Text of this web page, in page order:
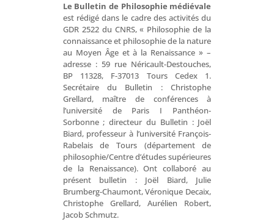
Le Bulletin de Philosophie médiévale
est rédigé dans le cadre des activités du
GDR 2522 du CNRS, « Philosophie de la
connaissance et philosophie de la nature
au Moyen Âge et à la Renaissance » –
adresse : 59 rue Néricault-Destouches,
BP 11328, F-37013 Tours Cedex 1.
Secrétaire du Bulletin : Christophe
Grellard, maître de conférences à
l’université de Paris I Panthéon-
Sorbonne ; directeur du Bulletin : Joël
Biard, professeur à l’université François-
Rabelais de Tours (département de
philosophie/Centre d’études supérieures
de la Renaissance). Ont collaboré au
présent bulletin : Joël Biard, Julie
Brumberg-Chaumont, Véronique Decaix,
Christophe Grellard, Aurélien Robert,
Jacob Schmutz.